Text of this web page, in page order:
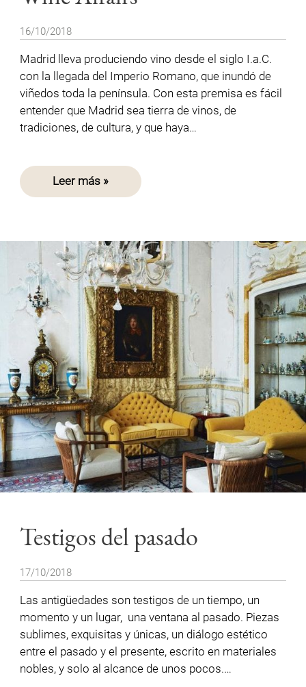
16/10/2018
Madrid lleva produciendo vino desde el siglo I.a.C.
con la llegada del Imperio Romano, que inundó de
viñedos toda la península. Con esta premisa es fácil
entender que Madrid sea tierra de vinos, de
tradiciones, de cultura, y que haya…
Leer más »
Testigos del pasado
17/10/2018
Las antigüedades son testigos de un tiempo, un
momento y un lugar, una ventana al pasado. Piezas
sublimes, exquisitas y únicas, un diálogo estético
entre el pasado y el presente, escrito en materiales
nobles, y solo al alcance de unos pocos.…